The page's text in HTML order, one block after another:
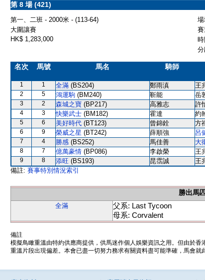
第 8 場 (421)
第一、二班 - 2000米 - (113-64)
大圍讓賽
HK$ 1,283,000
名次 馬號 馬名 騎師
1 1 全滿 (BS204) 鄭雨滇 王
2
5 鴻運駒 (BM240) 靳能 岳
3
2 森城之寶 (BP217) 高雅志 許
4
3 快樂武士 (BM182) 霍達 約
5
6 美好時代 (BT123) 曾錦銓 方
6
9 榮威之星 (BT242) 薛順強 呂
7
4 勝感 (BS252) 馬佳善 大
8
7 億萬豪情 (BP086) 李啟榮 王
9
8 添旺 (BS193) 昆霑誠 王
備註: 賽事特別情況索引
勝出馬
全滿
父系: Last Tycoon
母系: Corvalent
備註
模擬鳥瞰重溫由特約供應商提供，供馬迷作個人娛樂資訊之用。但由於
重溫片段出現偏差。本會已盡一切努力務求有關資料盡可能準確，馬會就